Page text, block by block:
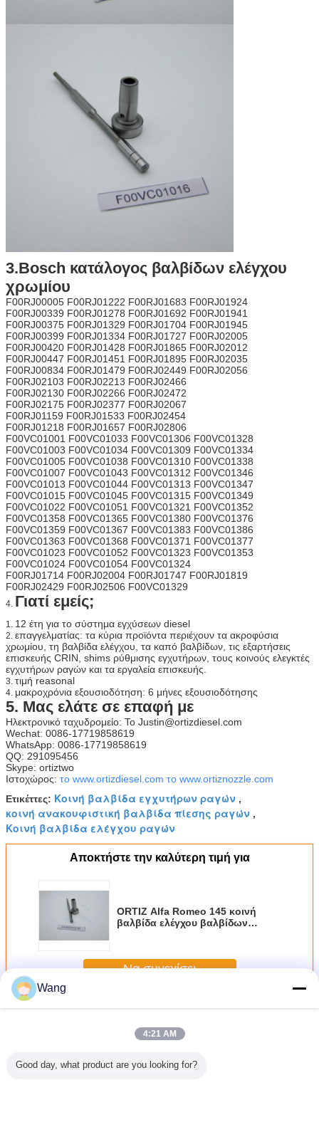
3.Bosch κατάλογος βαλβίδων ελέγχου
χρωμίου
F00RJ00005 F00RJ01222 F00RJ01683 F00RJ01924
F00RJ00339 F00RJ01278 F00RJ01692 F00RJ01941
F00RJ00375 F00RJ01329 F00RJ01704 F00RJ01945
F00RJ00399 F00RJ01334 F00RJ01727 F00RJ02005
F00RJ00420 F00RJ01428 F00RJ01865 F00RJ02012
F00RJ00447 F00RJ01451 F00RJ01895 F00RJ02035
F00RJ00834 F00RJ01479 F00RJ02449 F00RJ02056
F00RJ02103 F00RJ02213 F00RJ02466
F00RJ02130 F00RJ02266 F00RJ02472
F00RJ02175 F00RJ02377 F00RJ02067
F00RJ01159 F00RJ01533 F00RJ02454
F00RJ01218 F00RJ01657 F00RJ02806
F00VC01001 F00VC01033 F00VC01306 F00VC01328
F00VC01003 F00VC01034 F00VC01309 F00VC01334
F00VC01005 F00VC01038 F00VC01310 F00VC01338
F00VC01007 F00VC01043 F00VC01312 F00VC01346
F00VC01013 F00VC01044 F00VC01313 F00VC01347
F00VC01015 F00VC01045 F00VC01315 F00VC01349
F00VC01022 F00VC01051 F00VC01321 F00VC01352
F00VC01358 F00VC01365 F00VC01380 F00VC01376
F00VC01359 F00VC01367 F00VC01383 F00VC01386
F00VC01363 F00VC01368 F00VC01371 F00VC01377
F00VC01023 F00VC01052 F00VC01323 F00VC01353
F00VC01024 F00VC01054 F00VC01324
F00RJ01714 F00RJ02004 F00RJ01747 F00RJ01819
F00RJ02429 F00RJ02506 F00VC01329
4. Γιατί εμείς;
1. 12 έτη για το σύστημα εγχύσεων diesel
2. επαγγελματίας: τα κύρια προϊόντα περιέχουν τα ακροφύσια
χρωμίου, τη βαλβίδα ελέγχου, τα καπό βαλβίδων, τις εξαρτήσεις
επισκευής CRIN, shims ρύθμισης εγχυτήρων, τους κοινούς ελεγκτές
εγχυτήρων ραγών και τα εργαλεία επισκευής.
3. τιμή reasonal
4. μακροχρόνια εξουσιοδότηση: 6 μήνες εξουσιοδότησης
5. Μας ελάτε σε επαφή με
Ηλεκτρονικό ταχυδρομείο: Το Justin@ortizdiesel.com
Wechat: 0086-17719858619
WhatsApp: 0086-17719858619
QQ: 291095456
Skype: ortiztwo
Ιστοχώρος: το www.ortizdiesel.com το www.ortiznozzle.com
Ετικέττες: Κοινή βαλβίδα εγχυτήρων ραγών ,
κοινή ανακουφιστική βαλβίδα πίεσης ραγών ,
Κοινή βαλβίδα ελέγχου ραγών
Αποκτήστε την καλύτερη τιμή για
ORTIZ Alfa Romeo 145 κοινή
βαλβίδα ελέγχου βαλβίδων
εγχυτήρα ραγών της ΦΊΑΤ Brava
Να συνεχίσει
ΠερισσότεροιΒαλβίδα ελέγχου Bosch
Wang
4:21 AM
Good day, what product are you looking for?